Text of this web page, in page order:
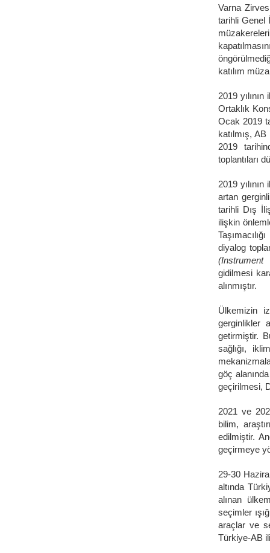
Varna
tarihli Genel
katılım
2019
Ortaklık
Ocak 2019
katılmış,
2019
toplantıları
2019
artan
tarihli Dış
ilişkin
diyalog
gidilmesi
alınmıştır.
Ülkemizin
gerginlikler
getirmiştir.
sağlığı,
göç
geçirilmesi,
2021 ve
bilim,
edilmiştir.
geçirmeye
29-30
altında
alınan
seçimler
araçlar ve
Türkiye-AB